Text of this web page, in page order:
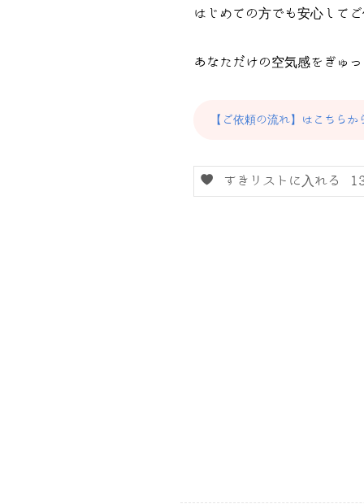
はじめての方でも安心して
あなただけの空気感をぎゅ
【ご依頼の流れ】はこちら
すきリストに入れる